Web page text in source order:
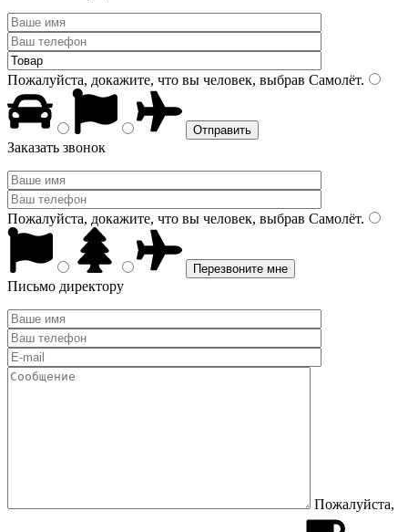
Пожалуйста, докажите, что вы человек, выбрав Самолёт.
Заказать звонок
Пожалуйста, докажите, что вы человек, выбрав Самолёт.
Письмо директору
Пожалуйста,